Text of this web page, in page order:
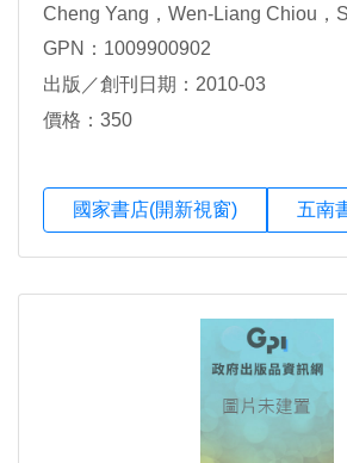
Cheng Yang，Wen-Liang Chiou，
GPN：1009900902
出版／創刊日期：2010-03
價格：350
國家書店(開新視窗) 五南